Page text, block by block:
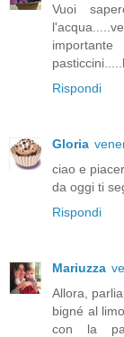
Vuoi
Rispondi
Gloria
ciao e
da oggi ti
Rispondi
Mariuzza
Allora,
bigné al
con la